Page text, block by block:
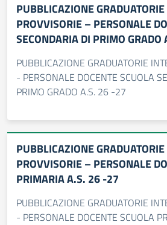
PUBBLICAZIONE
PROVVISORIE – PERSONALE
SECONDARIA DI PRIMO
PUBBLICAZIONE GRADUATORIE
- PERSONALE DOCENTE SCUOLA
PRIMO GRADO A.S. 26 -27
PUBBLICAZIONE
PROVVISORIE – PERSONALE
PRIMARIA A.S. 26 -27
PUBBLICAZIONE GRADUATORIE
- PERSONALE DOCENTE SCUOLA